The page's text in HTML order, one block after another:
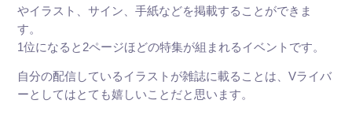
やイラスト、サイン、手紙などを掲載することができま
す。
1位になると2ページほどの特集が組まれるイベントです。
自分の配信しているイラストが雑誌に載ることは、Vライバ
ーとしてはとても嬉しいことだと思います。